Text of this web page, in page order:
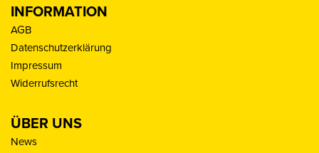
INFORMATION
AGB
Datenschutzerklärung
Impressum
Widerrufsrecht
ÜBER UNS
News